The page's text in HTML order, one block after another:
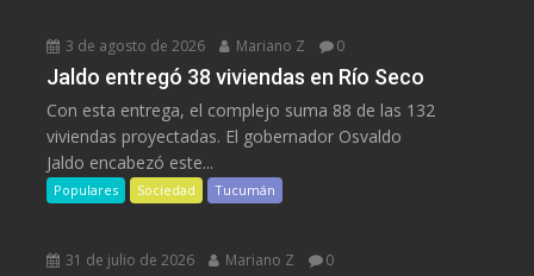
3 de agosto de 2026 Mariano Z 0
Jaldo entregó 38 viviendas en Río Seco
Con esta entrega, el complejo suma 88 de las 132
viviendas proyectadas. El gobernador Osvaldo
Jaldo encabezó este...
Populares Sociedad Tucumán
31 de julio de 2026 Mariano Z 0